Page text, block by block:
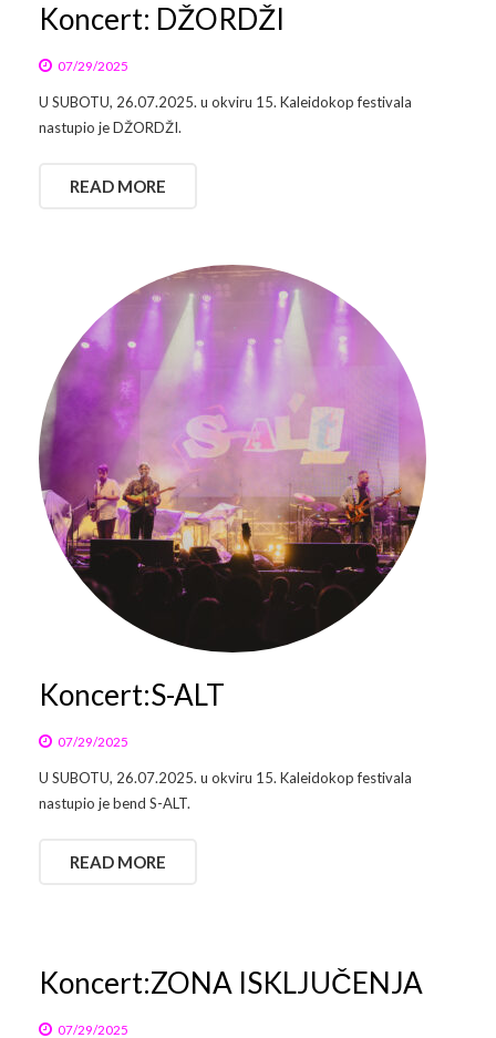
Koncert: DŽORDŽI
07/29/2025
U SUBOTU, 26.07.2025. u okviru 15. Kaleidokop festivala
nastupio je DŽORDŽI.
READ MORE
Koncert:S-ALT
07/29/2025
U SUBOTU, 26.07.2025. u okviru 15. Kaleidokop festivala
nastupio je bend S-ALT.
READ MORE
Koncert:ZONA ISKLJUČENJA
07/29/2025